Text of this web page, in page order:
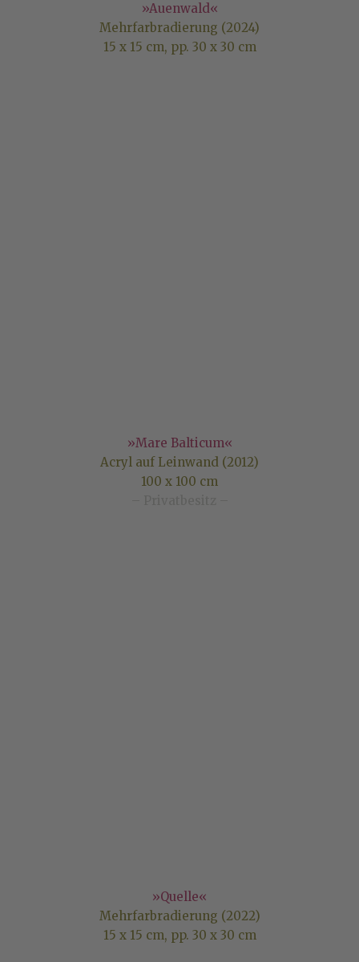
»Auenwald«
Mehrfarbradierung (2024)
15 x 15 cm, pp. 30 x 30 cm
»Mare Balticum«
Acryl auf Leinwand (2012)
100 x 100 cm
»Quelle«
Mehrfarbradierung (2022)
15 x 15 cm, pp. 30 x 30 cm